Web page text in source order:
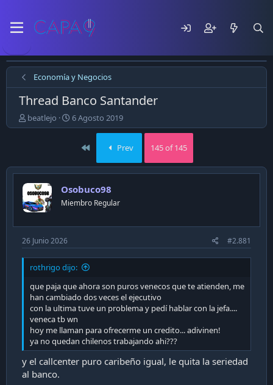
Economía y Negocios
Thread Banco Santander
E
m
ó
e
l
t
e
m
a
beatlejo
F
e
d
p
u
l
c
a
c
ó
n
6 Agosto 2019
First Prev 145 of 145
Osobuco98
Miembro Regular
26 Junio 2026 #2.881
rothrigo dijo:
que paja que ahora son puros venecos que te atienden, me
han cambiado dos veces el ejecutivo
con la ultima tuve un problema y pedí hablar con la jefa....
veneca tb wn
hoy me llaman para ofrecerme un credito... adivinen!
ya no quedan chilenos trabajando ahi???
y el callcenter puro caribeño igual, le quita la seriedad
al banco.